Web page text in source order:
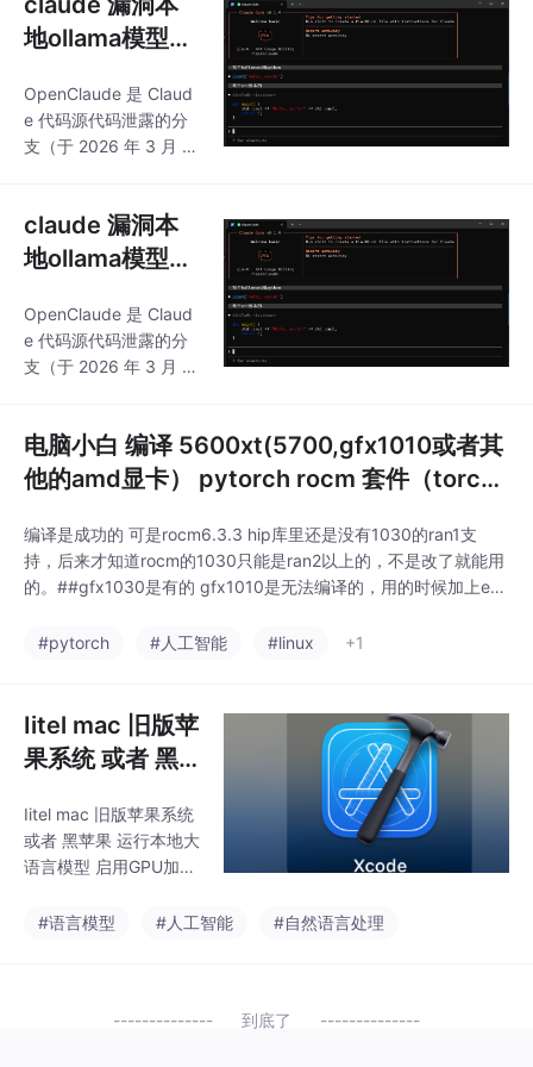
为，建议直接使用官方
API以避免被中间商剥
脑/笔记本电脑的
本地化ai编程
pi平台或者本地的ollam
a或者lmstudio 进行cla
ude编程
地ollama模型接
地 或者聚合AI平
台接入 AI编程适
dows下gpu电
脑/笔记本电脑的
本地化ai编程
OpenClaude 是 Claud
e 代码源代码泄露的分
支（于 2026 年 3 月 3
pi平台或者本地的ollam
a或者lmstudio 进行cla
ude编程
claude 漏洞本
地ollama模型接
地 或者聚合AI平
台接入 AI编程适
dows下gpu电
脑/笔记本电脑的
本地化ai编程
OpenClaude 是 Claud
e 代码源代码泄露的分
支（于 2026 年 3 月 3
pi平台或者本地的ollam
a或者lmstudio 进行cla
ude编程
电脑小白 编译 5600xt(5700,gfx1010或者其
他的amd显卡） pytorch rocm 套件（torch
编译是成功的 可是rocm6.3.3 hip库里还是没有1030的ran1支
持，后来才知道rocm的1030只能是ran2以上的，不是改了就能用
的。##gfx1030是有的 gfx1010是无法编译的，用的时候加上ex
5700的用户能成功，我是用不上comfyui了，一到sample就爆内
#pytorch #人工智能 #linux +1
Iitel mac 旧版苹
果系统 或者 黑
语言模型 启用G
PU加速 不是Oll
提供本地化api
Iitel mac 旧版苹果系统
或者 黑苹果 运行本地大
语言模型 启用GPU加速
提供本地化api管理类似
ama api调用 openAI
#语言模型 #人工智能 #自然语言处理
到底了